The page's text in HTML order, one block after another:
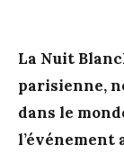
La Nuit
parisienne,
dans le
l’événement